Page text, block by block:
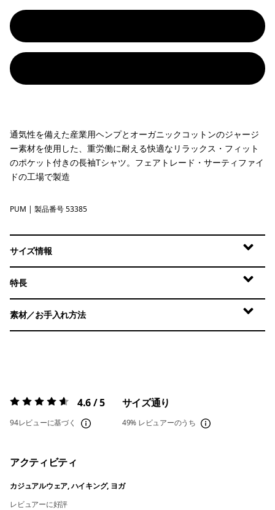
通気性を備えた産業用ヘンプとオーガニックコットンのジャージ
ー素材を使用した、重労働に耐える快適なリラックス・フィット
のポケット付きの長袖Tシャツ。フェアトレード・サーティファイ
ドの工場で製造
Pumice
PUM | 製品番号 53385
サイズ情報
特長
素材／お手入れ方法
評価:4.6 / 5 4.6 / 5
94レビューに基づく
サイズ通り
49% レビュアーのうち
アクティビティ
カジュアルウェア, ハイキング, ヨガ
レビュアーに好評